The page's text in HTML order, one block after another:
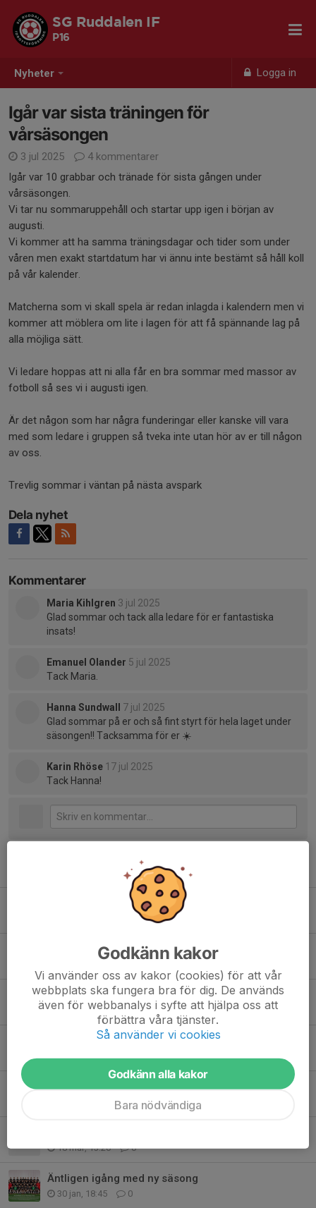
Nyheter Logga in
SG Ruddalen IF
P16
Igår var sista träningen för
vårsäsongen
3 jul 2025
4 kommentarer
Igår var 10 grabbar och tränade för sista gången under
vårsäsongen.
Vi tar nu sommaruppehåll och startar upp igen i början av
augusti.
Vi kommer att ha samma träningsdagar och tider som under
våren men exakt startdatum har vi ännu inte bestämt så håll koll
på vår kalender.
Matcherna som vi skall spela är redan inlagda i kalendern men vi
kommer att möblera om lite i lagen för att få spännande lag på
alla möjliga sätt.
Vi ledare hoppas att ni alla får en bra sommar med massor av
fotboll så ses vi i augusti igen.
Är det någon som har några funderingar eller kanske vill vara
med som ledare i gruppen så tveka inte utan hör av er till någon
av oss.
Trevlig sommar i väntan på nästa avspark
Dela nyhet
Kommentarer
Maria Kihlgren 3 jul 2025
Glad sommar och tack alla ledare för er fantastiska
insats!
Emanuel Olander 5 jul 2025
Tack Maria.
Hanna Sundwall
7 jul 2025
Glad sommar på er och så fint styrt för hela laget under
säsongen!! Tacksamma för er ☀️
Karin Rhöse 17 jul 2025
Tack Hanna!
Nya träningstider
Vårsäsongen avslutad - snart startar höstsäsongen
25 maj, 09:37 0
P-16 är matchknattar för GAIS-Mjällby 23/4
22 apr, 08:20 0
Registrering av ungdomsspelare
0
18 mar, 13:20 0
Äntligen igång med ny säsong
30 jan, 18:45 0
Godkänn kakor
Vi använder oss av kakor (cookies) för att vår
webbplats ska fungera bra för dig. De används
även för webbanalys i syfte att hjälpa oss att
förbättra våra tjänster.
Så använder vi cookies
Godkänn alla kakor
Bara nödvändiga